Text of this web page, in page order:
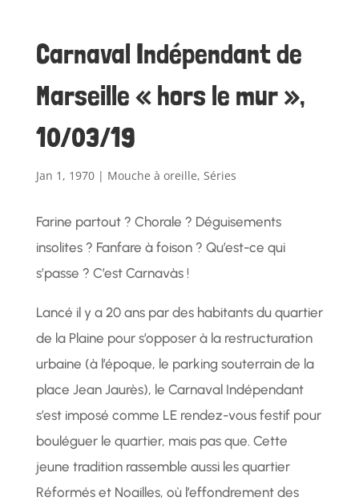
Carnaval Indépendant de
Marseille « hors le mur »,
10/03/19
Jan 1, 1970| Mouche à oreille, Séries
Farine partout ? Chorale ? Déguisements
insolites ? Fanfare à foison ? Qu’est-ce qui
s’passe ? C’est Carnavàs !
Lancé il y a 20 ans par des habitants du quartier
de la Plaine pour s’opposer à la restructuration
urbaine (à l’époque, le parking souterrain de la
place Jean Jaurès), le Carnaval Indépendant
s’est imposé comme LE rendez-vous festif pour
bouléguer le quartier, mais pas que. Cette
jeune tradition rassemble aussi les quartier
Réformés et Noailles, où l’effondrement des